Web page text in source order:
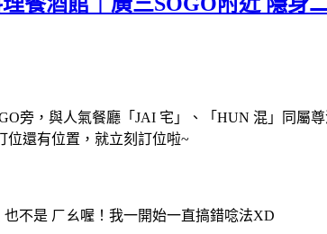
旁，與人氣餐廳「JAI 宅」、「HUN 混」同
位還有位置，就立刻訂位啦~
不是 ㄏㄠ喔！我一開始一直搞錯唸法XD